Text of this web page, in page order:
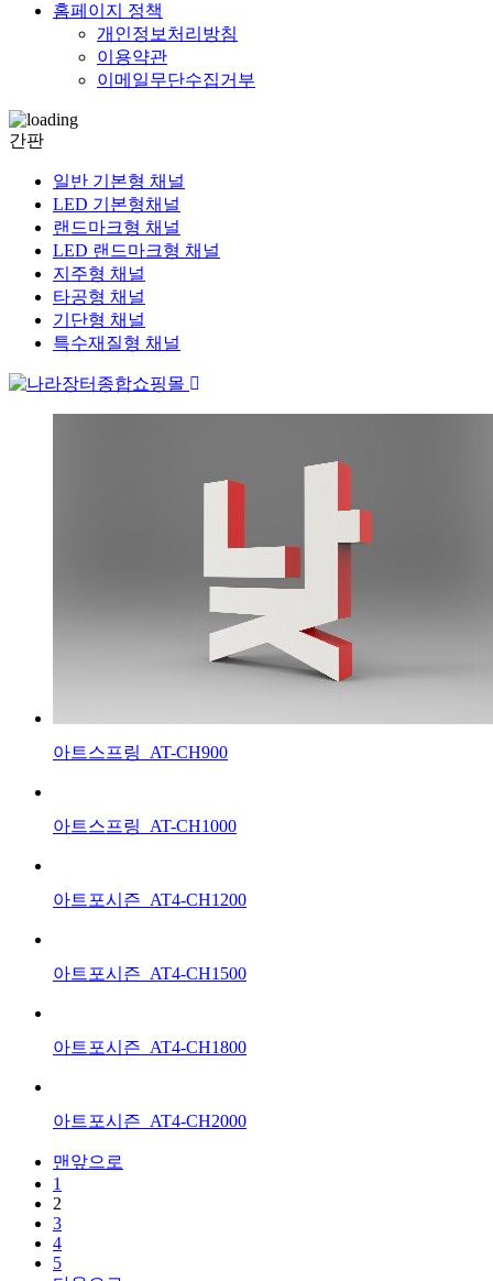
홈페이지 정책
개인정보처리방침
이용약관
이메일무단수집거부
간판
일반 기본형 채널
LED 기본형채널
랜드마크형 채널
LED 랜드마크형 채널
지주형 채널
타공형 채널
기단형 채널
특수재질형 채널
아트스프링_AT-CH900
아트스프링_AT-CH1000
아트포시즌_AT4-CH1200
아트포시즌_AT4-CH1500
아트포시즌_AT4-CH1800
아트포시즌_AT4-CH2000
맨앞으로
1
2
3
4
5